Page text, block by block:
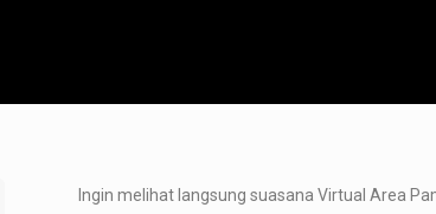
Ingin melihat langsung suasana Virtual Area